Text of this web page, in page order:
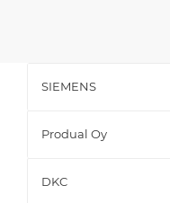
SIEMENS
Produal Oy
DKC